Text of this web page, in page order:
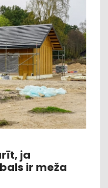
ja
ir meža